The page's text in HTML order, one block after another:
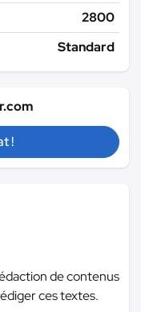
2800
Standard
!
de contenus
ces textes.